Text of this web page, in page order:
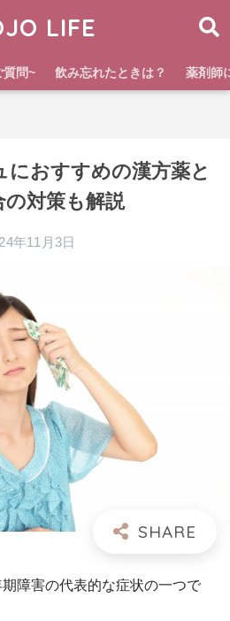
LIFE
質問~ 飲み忘れたときは？ 薬剤師
おすすめの漢方薬と
対策も解説
年11月3日
障害の代表的な症状の一つで